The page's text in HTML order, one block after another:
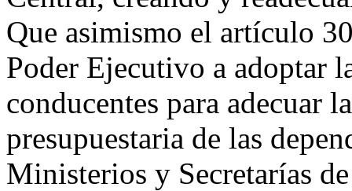
Que asimismo el artículo
Poder Ejecutivo a adoptar
conducentes para adecuar
presupuestaria de las
Ministerios y Secretarías